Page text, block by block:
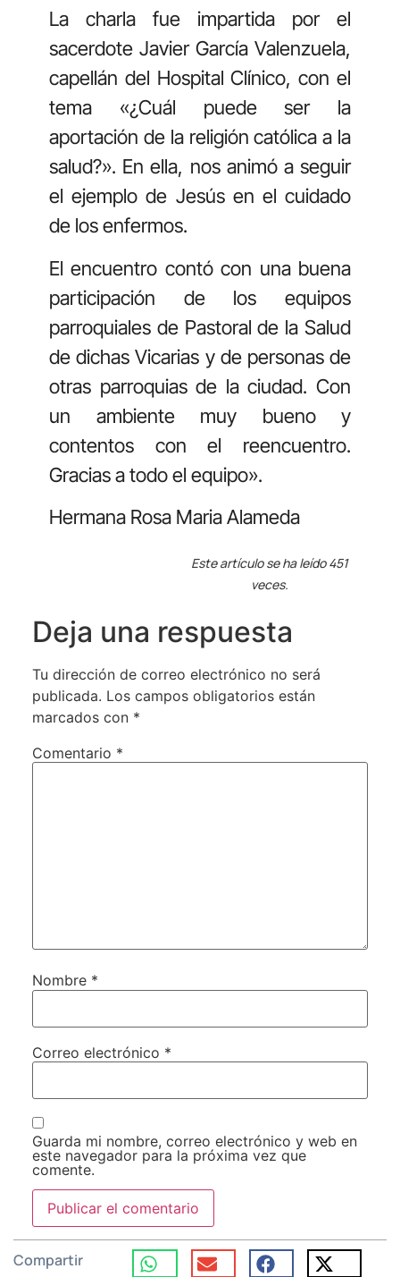
La charla fue impartida por el
sacerdote Javier García Valenzuela,
capellán del Hospital Clínico, con el
tema «¿Cuál puede ser la
aportación de la religión católica a la
salud?». En ella, nos animó a seguir
el ejemplo de Jesús en el cuidado
de los enfermos.
El encuentro contó con una buena
participación de los equipos
parroquiales de Pastoral de la Salud
de dichas Vicarias y de personas de
otras parroquias de la ciudad. Con
un ambiente muy bueno y
contentos con el reencuentro.
Gracias a todo el equipo».
Hermana Rosa Maria Alameda
Este artículo se ha leído 451
veces.
Deja una respuesta
Tu dirección de correo electrónico no será
publicada. Los campos obligatorios están
marcados con *
Comentario *
Nombre *
Correo electrónico *
Guarda mi nombre, correo electrónico y web en
este navegador para la próxima vez que
comente.
Compartir